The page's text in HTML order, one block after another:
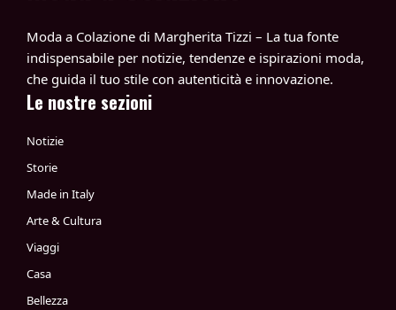
Moda a Colazione di Margherita Tizzi – La tua fonte
indispensabile per notizie, tendenze e ispirazioni moda,
che guida il tuo stile con autenticità e innovazione.
Le nostre sezioni
Notizie
Storie
Made in Italy
Arte & Cultura
Viaggi
Casa
Bellezza